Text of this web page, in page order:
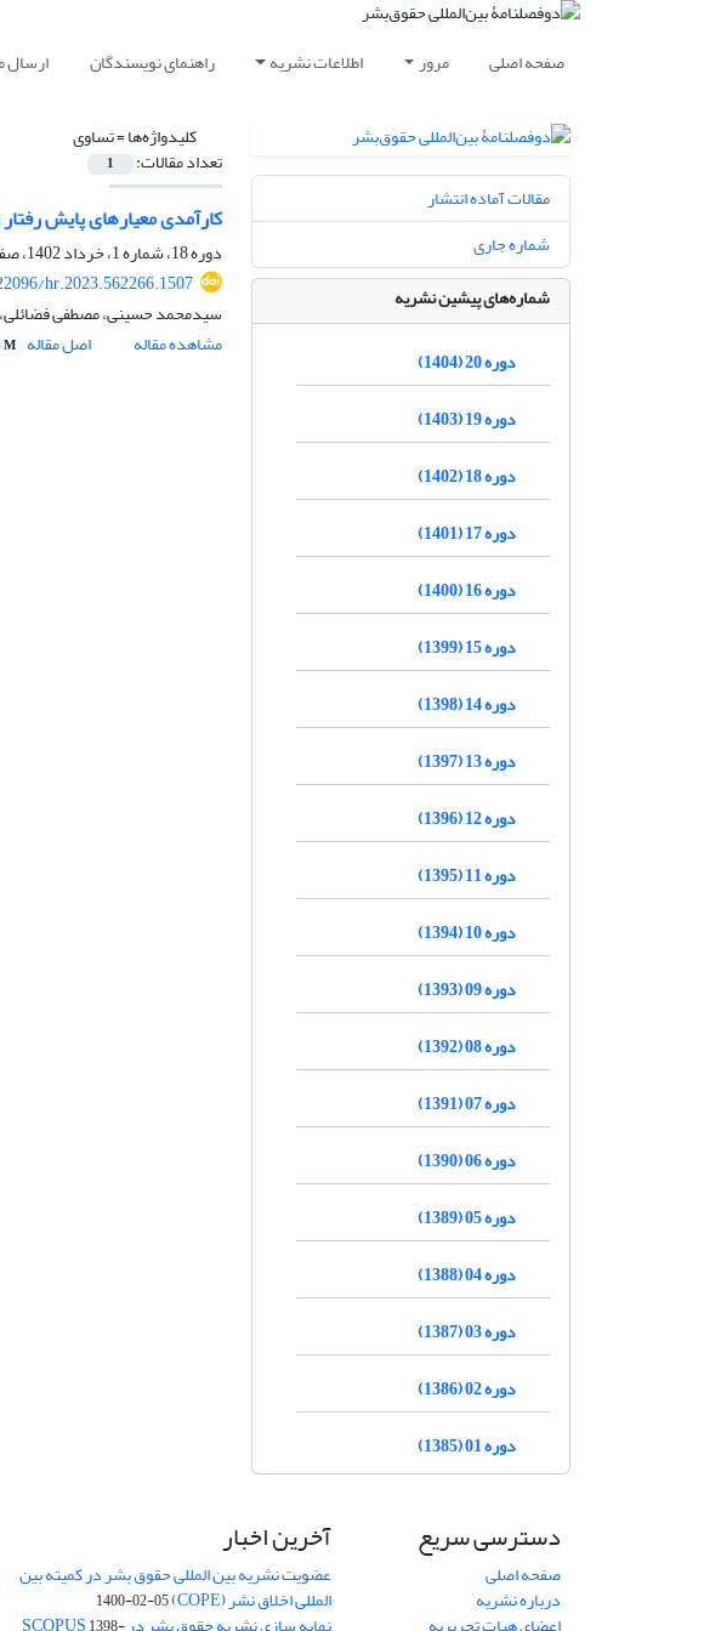
صفحه اصلی مرور اطلاعات نشریه راهنمای نویسندگان ارسال
کلیدواژه‌ها =تساوی
تعداد مقالات: 1
کارآمدی معیارهای پایش
دوره 18، شماره 1، خرداد 1402، صفحه
hr.2023.562266.1507
سیدمحمد حسینی، مصطفی
مشاهده مقاله
اصل مقاله M
مقالات آماده انتشار
شماره جاری
شماره‌های پیشین نشریه
دوره 20 (1404)
دوره 19 (1403)
دوره 18 (1402)
دوره 17 (1401)
دوره 16 (1400)
دوره 15 (1399)
دوره 14 (1398)
دوره 13 (1397)
دوره 12 (1396)
دوره 11 (1395)
دوره 10 (1394)
دوره 09 (1393)
دوره 08 (1392)
دوره 07 (1391)
دوره 06 (1390)
دوره 05 (1389)
دوره 04 (1388)
دوره 03 (1387)
دوره 02 (1386)
دوره 01 (1385)
دسترسی سریع
صفحه اصلی
درباره نشریه
آخرین اخبار
عضویت نشریه بین المللی حقوق بشر در کمیته بین
المللی اخلاق نشر (COPE) 1400-02-05